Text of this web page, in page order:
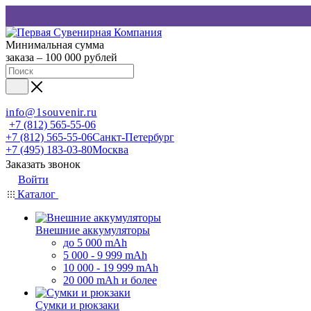
Минимальная сумма
заказа – 100 000 рублей
info@1souvenir.ru
+7 (812) 565-55-06
+7 (812) 565-55-06Санкт-Петербург
+7 (495) 183-03-80Москва
Заказать звонок
Войти
Каталог
Внешние аккумуляторы
до 5 000 mAh
5 000 - 9 999 mAh
10 000 - 19 999 mAh
20 000 mAh и более
Сумки и рюкзаки